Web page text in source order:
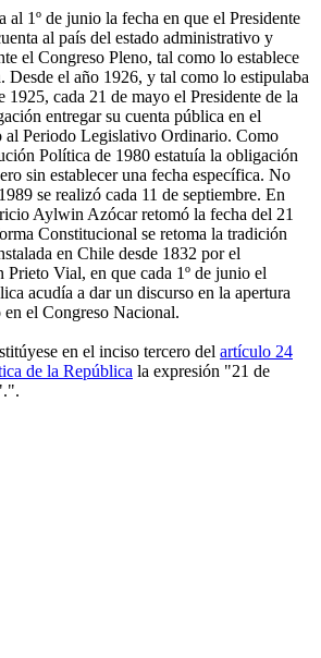
al 1º de junio la fecha en que el Presidente
al país del estado administrativo y
el Congreso Pleno, tal como lo establece
Desde el año 1926, y tal como lo estipulaba
cada 21 de mayo el Presidente de la
entregar su cuenta pública en el
al Periodo Legislativo Ordinario. Como
Política de 1980 estatuía la obligación
sin establecer una fecha específica. No
se realizó cada 11 de septiembre. En
Aylwin Azócar retomó la fecha del 21
Constitucional se retoma la tradición
en Chile desde 1832 por el
Prieto Vial, en que cada 1º de junio el
acudía a dar un discurso en la apertura
el Congreso Nacional.
en el inciso tercero del artículo 24
de la República la expresión "21 de